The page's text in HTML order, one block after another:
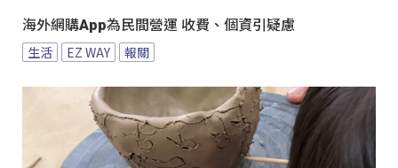
海外網購App為民間營運 收費、個資引疑慮
生活 EZ WAY 報關